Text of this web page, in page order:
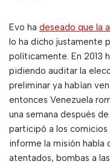
Evo ha deseado que la
lo ha dicho justamente
políticamente. En 2013
pidiendo auditar la
preliminar ya habían
entonces Venezuela
una semana después
participó a los comicios
informe la misión habla
atentados, bombas a